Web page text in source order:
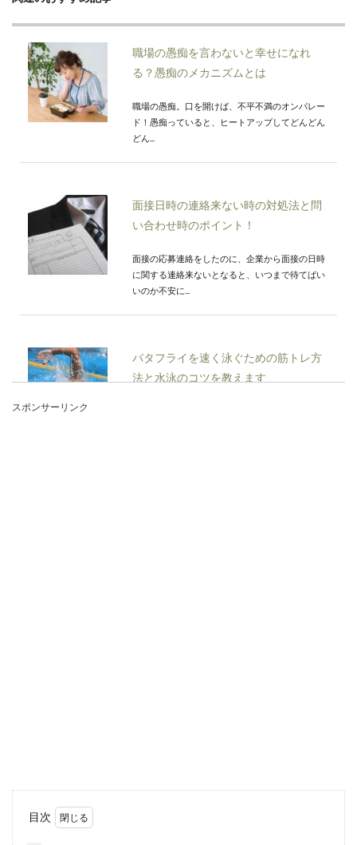
職場の愚痴を言わないと幸せになれ
る？愚痴のメカニズムとは
職場の愚痴。口を開けば、不平不満のオンパレー
ド！愚痴っていると、ヒートアップしてどんどん
どん...
面接日時の連絡来ない時の対処法と問
い合わせ時のポイント！
面接の応募連絡をしたのに、企業から面接の日時
に関する連絡来ないとなると、いつまで待てばい
いのか不安に...
バタフライを速く泳ぐための筋トレ方
法と水泳のコツを教えます
スポンサーリンク
目次